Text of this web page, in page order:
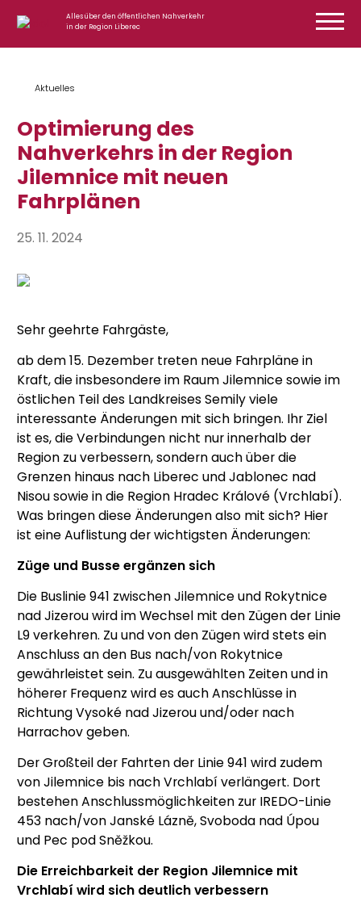
Alles über den öffentlichen Nahverkehr
in der Region Liberec
Aktuelles
Optimierung des
Nahverkehrs in der Region
Jilemnice mit neuen
Fahrplänen
25. 11. 2024
Sehr geehrte Fahrgäste,
ab dem 15. Dezember treten neue Fahrpläne in
Kraft, die insbesondere im Raum Jilemnice sowie im
östlichen Teil des Landkreises Semily viele
interessante Änderungen mit sich bringen. Ihr Ziel
ist es, die Verbindungen nicht nur innerhalb der
Region zu verbessern, sondern auch über die
Grenzen hinaus nach Liberec und Jablonec nad
Nisou sowie in die Region Hradec Králové (Vrchlabí).
Was bringen diese Änderungen also mit sich? Hier
ist eine Auflistung der wichtigsten Änderungen:
Züge und Busse ergänzen sich
Die Buslinie 941 zwischen Jilemnice und Rokytnice
nad Jizerou wird im Wechsel mit den Zügen der Linie
L9 verkehren. Zu und von den Zügen wird stets ein
Anschluss an den Bus nach/von Rokytnice
gewährleistet sein. Zu ausgewählten Zeiten und in
höherer Frequenz wird es auch Anschlüsse in
Richtung Vysoké nad Jizerou und/oder nach
Harrachov geben.
Der Großteil der Fahrten der Linie 941 wird zudem
von Jilemnice bis nach Vrchlabí verlängert. Dort
bestehen Anschlussmöglichkeiten zur IREDO-Linie
453 nach/von Janské Lázně, Svoboda nad Úpou
und Pec pod Sněžkou.
Die Erreichbarkeit der Region Jilemnice mit
Vrchlabí wird sich deutlich verbessern